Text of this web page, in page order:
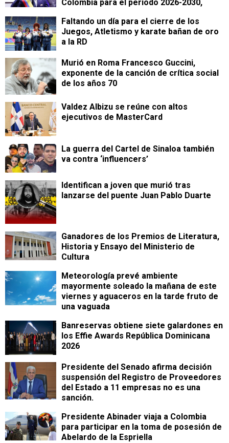
Colombia para el periodo 2026-2030,
Faltando un día para el cierre de los
Juegos, Atletismo y karate bañan de oro
a la RD
Murió en Roma Francesco Guccini,
exponente de la canción de crítica social
de los años 70
Valdez Albizu se reúne con altos
ejecutivos de MasterCard
La guerra del Cartel de Sinaloa también
va contra ‘influencers’
Identifican a joven que murió tras
lanzarse del puente Juan Pablo Duarte
Ganadores de los Premios de Literatura,
Historia y Ensayo del Ministerio de
Cultura
Meteorología prevé ambiente
mayormente soleado la mañana de este
viernes y aguaceros en la tarde fruto de
una vaguada
Banreservas obtiene siete galardones en
los Effie Awards República Dominicana
2026
Presidente del Senado afirma decisión
suspensión del Registro de Proveedores
del Estado a 11 empresas no es una
sanción.
Presidente Abinader viaja a Colombia
para participar en la toma de posesión de
Abelardo de la Espriella